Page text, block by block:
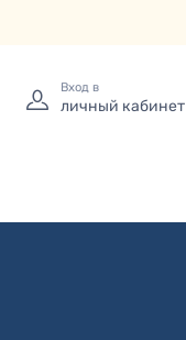
Вход в
личный кабинет